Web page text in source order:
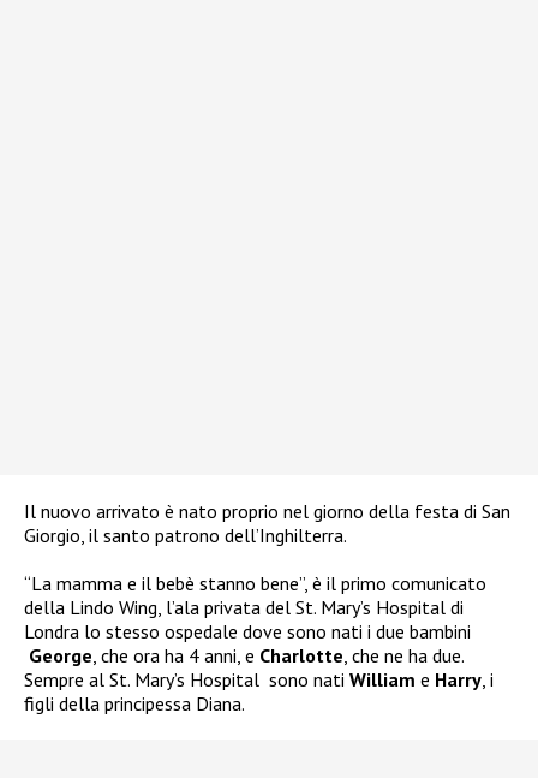
Il nuovo arrivato è nato proprio nel giorno della festa di San
Giorgio, il santo patrono dell’Inghilterra.
“La mamma e il bebè stanno bene”, è il primo comunicato
della Lindo Wing, l’ala privata del St. Mary’s Hospital di
Londra lo stesso ospedale dove sono nati i due bambini
George, che ora ha 4 anni, e Charlotte, che ne ha due.
Sempre al St. Mary’s Hospital sono nati William e Harry, i
figli della principessa Diana.